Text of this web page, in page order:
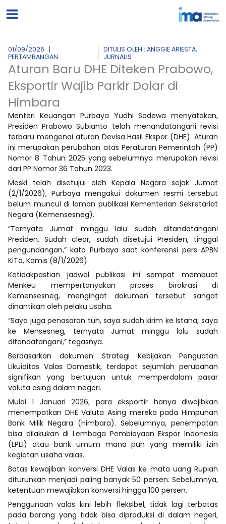
ke
01/09/2026
PERTAMBANGAN
DITULIS OLEH : ANGGIE ARIESTA,
JURNALIS
Aturan Baru DHE Diteken Prabowo,
Eksportir Wajib Parkir Dolar di
Himbara
Menteri Keuangan Purbaya Yudhi Sadewa menyatakan,
Presiden Prabowo Subianto telah menandatangani revisi
terbaru mengenai aturan Devisa Hasil Ekspor (DHE). Aturan
ini merupakan perubahan atas Peraturan Pemerintah (PP)
Nomor 8 Tahun 2025 yang sebelumnya merupakan revisi
dari PP Nomor 36 Tahun 2023.
Meski telah disetujui oleh Kepala Negara sejak Jumat
(2/1/2026), Purbaya mengakui dokumen resmi tersebut
belum muncul di laman publikasi Kementerian Sekretariat
Negara (Kemensesneg).
“Ternyata Jumat minggu lalu sudah ditandatangani
Presiden. Sudah clear, sudah disetujui Presiden, tinggal
pengundangan,” kata Purbaya saat konferensi pers APBN
KiTa, Kamis (8/1/2026).
Ketidakpastian jadwal publikasi ini sempat membuat
Menkeu mempertanyakan proses birokrasi di
Kemensesneg, mengingat dokumen tersebut sangat
dinantikan oleh pelaku usaha.
“Saya juga penasaran tuh, saya sudah kirim ke Istana, saya
ke Mensesneg, ternyata Jumat minggu lalu sudah
ditandatangani,” tegasnya.
Berdasarkan dokumen Strategi Kebijakan Penguatan
Likuiditas Valas Domestik, terdapat sejumlah perubahan
signifikan yang bertujuan untuk memperdalam pasar
valuta asing dalam negeri.
Mulai 1 Januari 2026, para eksportir hanya diwajibkan
menempatkan DHE Valuta Asing mereka pada Himpunan
Bank Milik Negara (Himbara). Sebelumnya, penempatan
bisa dilakukan di Lembaga Pembiayaan Ekspor Indonesia
(LPEI) atau bank umum mana pun yang memiliki izin
kegiatan usaha valas.
Batas kewajiban konversi DHE Valas ke mata uang Rupiah
diturunkan menjadi paling banyak 50 persen. Sebelumnya,
ketentuan mewajibkan konversi hingga 100 persen.
Penggunaan valas kini lebih fleksibel, tidak lagi terbatas
pada barang yang tidak bisa diproduksi di dalam negeri,